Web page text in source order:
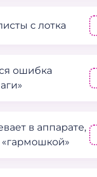
с лотка
ошибка
в аппарате,